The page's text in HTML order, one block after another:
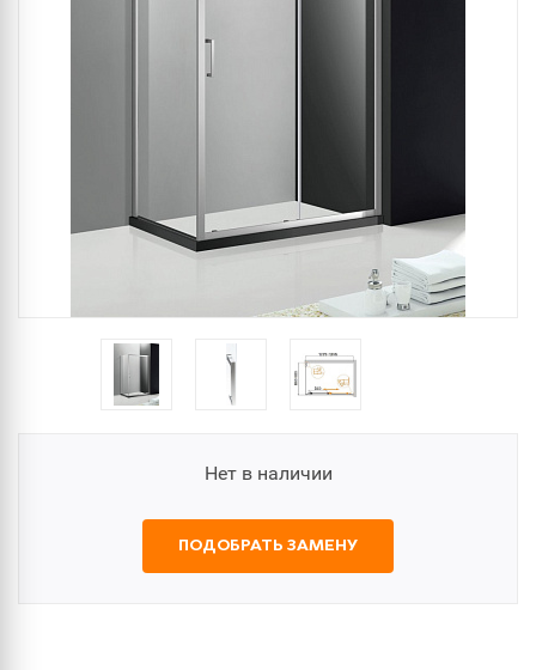
Нет в наличии
ПОДОБРАТЬ ЗАМЕНУ